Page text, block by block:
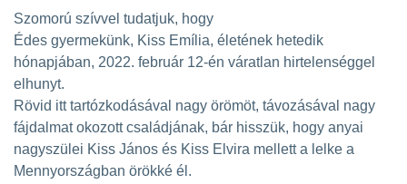
Szomorú szívvel tudatjuk, hogy
Édes gyermekünk, Kiss Emília, életének hetedik
hónapjában, 2022. február 12-én váratlan hirtelenséggel
elhunyt.
Rövid itt tartózkodásával nagy örömöt, távozásával nagy
fájdalmat okozott családjának, bár hisszük, hogy anyai
nagyszülei Kiss János és Kiss Elvira mellett a lelke a
Mennyországban örökké él.